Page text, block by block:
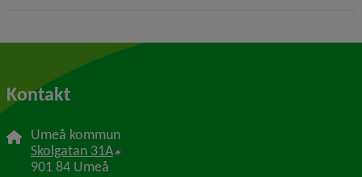
Kontakt
Umeå kommun
Skolgatan 31A Länk till annan webbplats, öppnas i nytt
901 84 Umeå